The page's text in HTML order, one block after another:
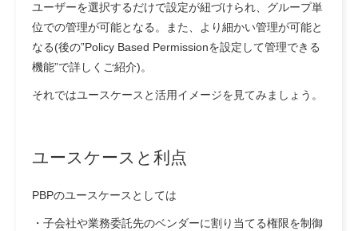
ユーザーを選択するだけで設定が紐づけられ、グループ単
位での管理が可能となる。また、より細かい管理が可能と
なる(後の”Policy Based Permissionを設定して管理できる
機能”で詳しくご紹介)。
それではユースケースと活用イメージを見てみましょう。
ユースケースと利点
PBPのユースケースとしては
・ 子会社や業務委託先のベンダーに割り当てる権限を制御